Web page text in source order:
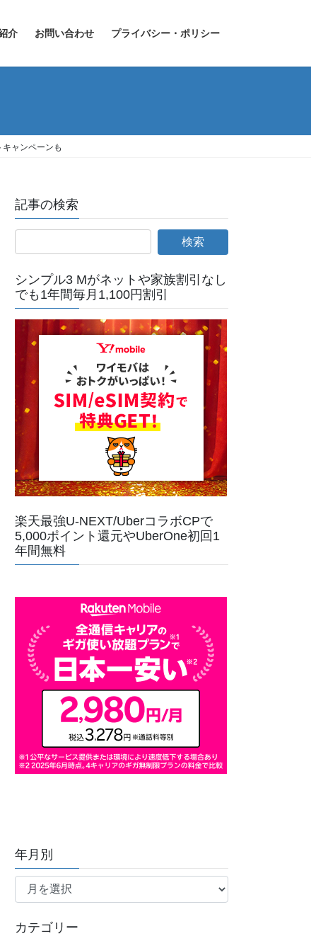
介 お問い合わせ プライバシー・ポリシー
ャンペーンも
記事の検索
シンプル3 Mがネットや家族割引なし
でも1年間毎月1,100円割引
楽天最強U-NEXT/UberコラボCPで
5,000ポイント還元やUberOne初回1
年間無料
年月別
年
カテゴリー